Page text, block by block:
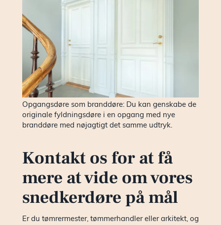
Opgangsdøre som branddøre: Du kan genskabe de
originale fyldningsdøre i en opgang med nye
branddøre med nøjagtigt det samme udtryk.
Kontakt os for at få
mere at vide om vores
snedkerdøre på mål
Er du tømrermester, tømmerhandler eller arkitekt, og